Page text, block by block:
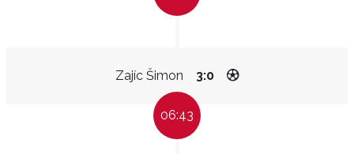
Zajíc Šimon 3:0
06:43